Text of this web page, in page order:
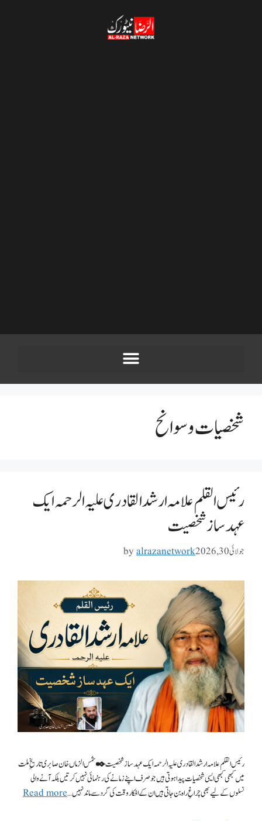
شخصیات وسوانح
رئیس القلم علامہ ارشد القادری علیہ الرحمہ ایک
عہد ساز شخصیت
جولائی 30, 2026 byalrazanetwork
رئیس القلم علامہ ارشد القادری علیہ الرحمہ ایک عہد ساز شخصیت ✒️ شمس الزماں خان صابری تاریخِ ملت
میں کبھی کبھی ایسی شخصیات پیدا ہوتی ہیں جو صرف اپنے زمانے کی رہنمائی نہیں کرتیں بلکہ آنے والی
نسلوں کے لیے بھی چراغِ راہ بن جاتی ہیں ان کے افکار وقت کی گرد سے ماند نہیں …Read more